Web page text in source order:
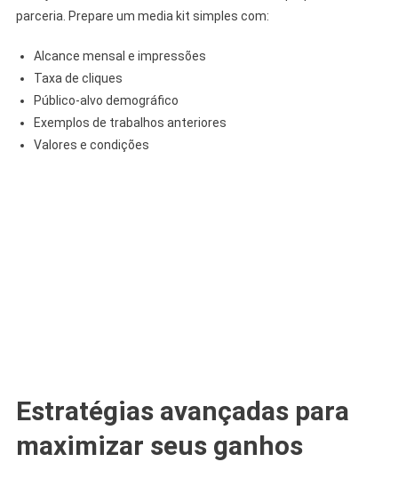
parceria. Prepare um media kit simples com:
Alcance mensal e impressões
Taxa de cliques
Público-alvo demográfico
Exemplos de trabalhos anteriores
Valores e condições
Estratégias avançadas para
maximizar seus ganhos